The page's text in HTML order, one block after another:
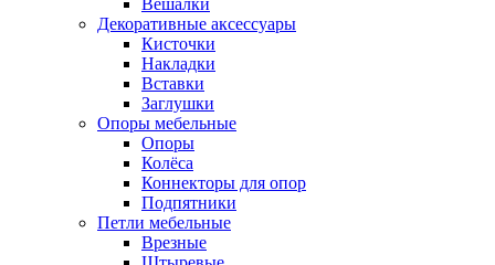
Вешалки
Декоративные аксессуары
Кисточки
Накладки
Вставки
Заглушки
Опоры мебельные
Опоры
Колёса
Коннекторы для опор
Подпятники
Петли мебельные
Врезные